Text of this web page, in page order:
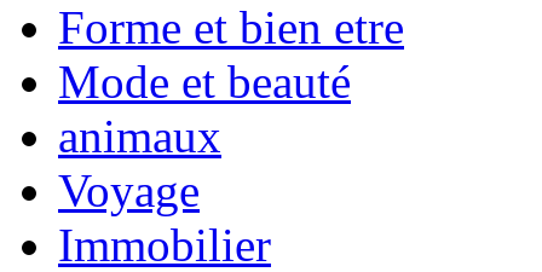
Forme et bien etre
Mode et beauté
animaux
Voyage
Immobilier